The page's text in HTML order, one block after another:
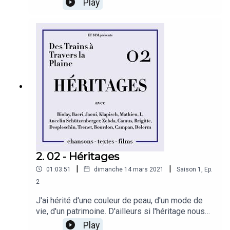
sinon c’est perdu. La partie dure depuis plusieurs
ludique. Presque une habitude désormais, on ne
se touche plus. Il reste beaucoup de choses,
mais ce contact, il n’est plus là, et son absence
pèse.Lien vers la playlist Spotify :
https://open.spotify.com/playlist/00ZrInrfJ2LsP
KowPCAG2a?si=hsIX_hMqT9qIicj8xJ4sXQ
Play
2. 02 - Héritages
01:03:51 | dimanche 14 mars 2021 | Saison 1
Ep.
2
J'ai hérité d'une couleur de peau, d'un mode de
vie, d'un patrimoine. D'ailleurs si l'héritage nous
relie tous au passé, il prolonge également
Play